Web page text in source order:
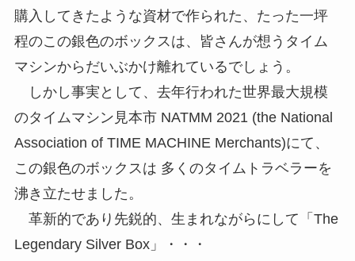
購入してきたような資材で作られた、たった一坪
程のこの銀色のボックスは、皆さんが想うタイム
マシンからだいぶかけ離れているでしょう。
しかし事実として、去年行われた世界最大規模
のタイムマシン見本市 NATMM 2021 (the National
Association of TIME MACHINE Merchants)にて、
この銀色のボックスは 多くのタイムトラベラーを
沸き立たせました。
革新的であり先鋭的、生まれながらにして「The
Legendary Silver Box」・・・